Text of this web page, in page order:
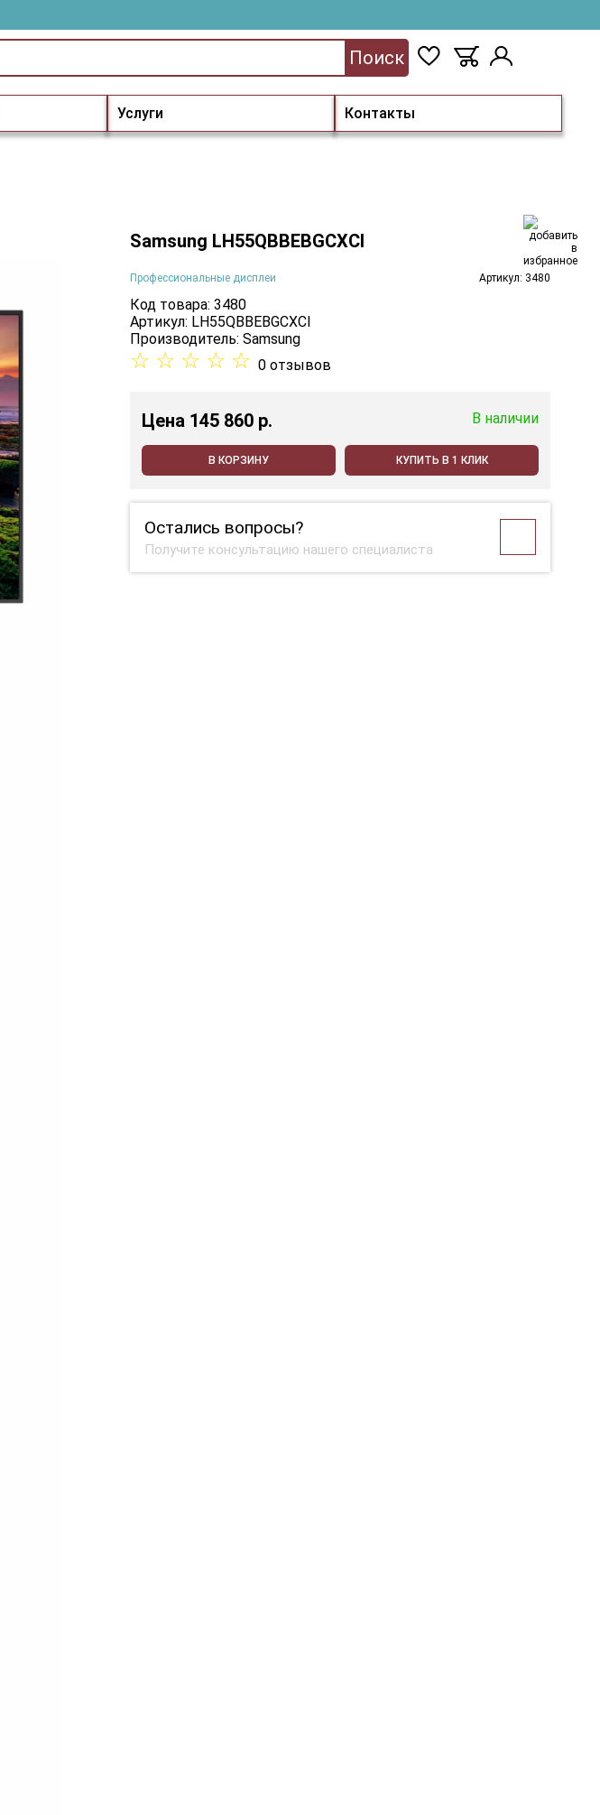
Услуги Контакты
Поиск
Samsung LH55QBBEBGCXCI
Профессиональные дисплеи Артикул: 3480
Код товара: 3480
Артикул: LH55QBBEBGCXCI
Производитель:Samsung
☆ ☆ ☆ ☆ ☆ 0 отзывов
Цена 145 860 p. В наличии
В КОРЗИНУ КУПИТЬ В 1 КЛИК
Остались вопросы?
Получите консультацию нашего специалиста